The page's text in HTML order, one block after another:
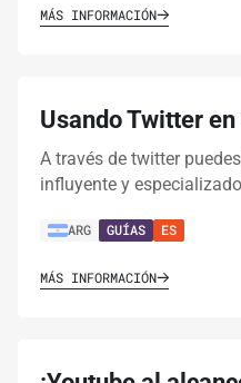
MÁS INFORMACIÓN
Usando Twitter
A través de twitter
influyente y
ARG GUÍAS ES
MÁS INFORMACIÓN